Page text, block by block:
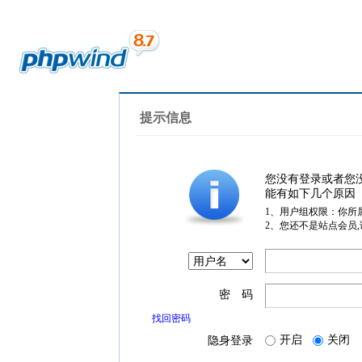
提示信息
您没有登录或者您
能有如下几个原因
1、用户组权限：你所
2、您还不是站点会员
密 码
找回密码
隐身登录 开启 关闭